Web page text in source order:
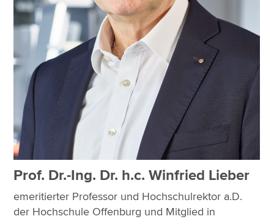
Prof. Dr.-Ing. Dr. h.c. Winfried Lieber
emeritierter Professor und Hochschulrektor a.D.
der Hochschule Offenburg und Mitglied in